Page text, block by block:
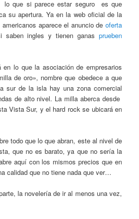
lo que si parece estar seguro es que
su apertura. Ya en la web oficial de la
aparece el anuncio de oferta
ingles y tienen ganas prueben
en lo que la asociación de empresarios
de oro», nombre que obedece a que
sur de la isla hay una zona comercial
de alto nivel. La milla aberca desde
Vista Sur, y el hard rock se ubicará en
todo que lo que abran, este al nivel de
que no es barato, ya que no sería la
aquí con los mismos precios que en
calidad que no tiene nada que ver…
la novelería de ir al menos una vez,